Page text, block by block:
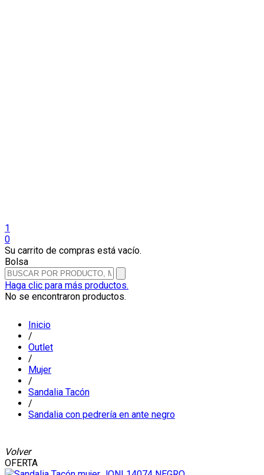
1
0
Su carrito de compras está vacío.
Bolsa
Haga clic para más productos.
No se encontraron productos.
Inicio
/
Outlet
/
Mujer
/
Sandalia Tacón
/
Sandalia con pedrería en ante negro
Volver
OFERTA